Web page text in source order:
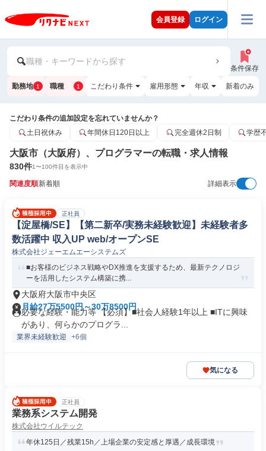
会員登録 ログイン
職種・キーワードから探す
条件保存
勤務地 1 職種 1 こだわり条件 雇用形態 年収 新着のみ
こだわり条件の追加設定を忘れていませんか？
土日祝休み
年間休日120日以上 完全週休2日制 学歴
大阪市（大阪府）、プログラマーの転職・求人情報
830件1〜100件目を表示中
関連度順新着順 詳細表示
正社員
【淀屋橋/SE】【第二新卒/実務未経験歓迎】未経験者多
数活躍中 収入UP web/オープンSE
株式会社ジェーエムエーシステムズ
■お客様のビジネス戦略やDX推進を支援するため、最新テクノロジ
ーを活用したシステム構築に携...
大阪府大阪市中央区
月給27万5500円～30万8500円
必要な経験・能力等 【必須】■社会人経験1年以上 ■ITに興味
があり、何らかのプログラ...
業界未経験歓迎 +6個
気になる
正社員
業務系システム開発
株式会社ウイルテック
年休125日／残業15h／上場企業の安定感と厚遇／成長環境